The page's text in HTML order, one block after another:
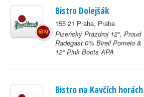
Bistro Dolejšák
155 21 Praha, Praha
Plzeňský Prazdroj 12°, Proud
Radegast 0% Birell Pomelo
12° Pink Boots APA
63 Kč
Bistro na Kavčích horách